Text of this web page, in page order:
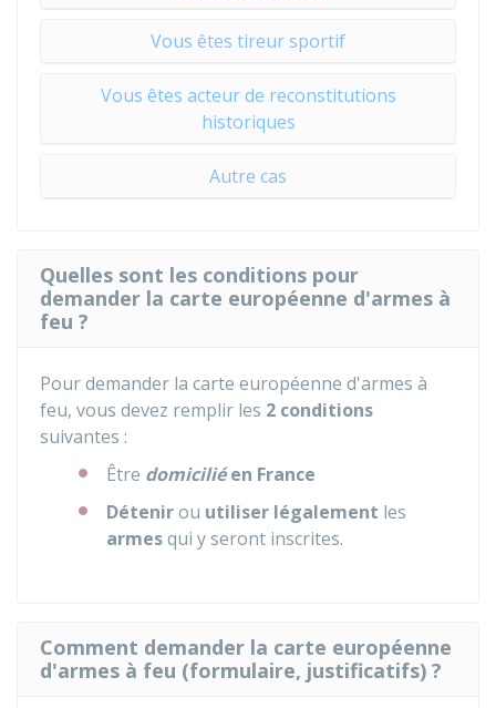
Vous êtes tireur sportif
Vous êtes acteur de reconstitutions
historiques
Autre cas
Quelles sont les conditions pour
demander la carte européenne d'armes à
feu ?
Pour demander la carte européenne d'armes à
feu, vous devez remplir les 2 conditions
suivantes :
Être domiciliéen France
Détenirou utiliser légalement les
armesqui y seront inscrites.
Comment demander la carte européenne
d'armes à feu (formulaire, justificatifs) ?